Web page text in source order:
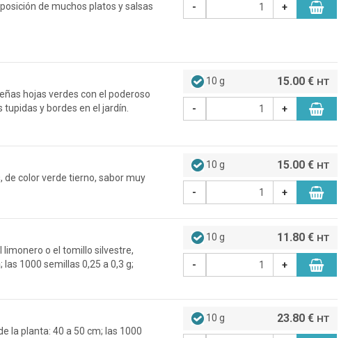
de muchos platos y salsas
- +
hojas verdes con el poderoso
y bordes en el jardín.
10 g 15.00 € HT
- +
de color verde tierno, sabor muy
10 g 15.00 € HT
- +
limonero o el tomillo silvestre,
1000 semillas 0,25 a 0,3 g;
10 g 11.80 € HT
- +
la planta: 40 a 50 cm; las 1000
10 g 23.80 € HT